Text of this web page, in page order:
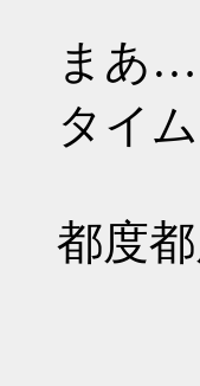
まあ…
タイ
都度